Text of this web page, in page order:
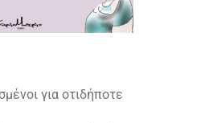
για οτιδήποτε